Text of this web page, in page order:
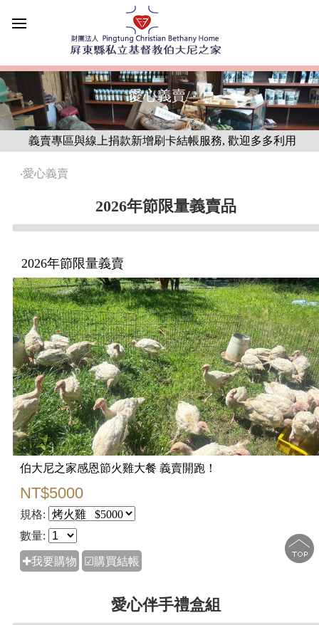
愛心義賣/
增刷卡結帳服務, 歡迎多多利用
‧愛心義賣
2026年節限量義賣品
2026年節限量義賣
伯大尼之家感恩節火雞大餐 義賣開跑！
NT$5000
規格:
數量:
✚我要購物 ☑購買結帳
愛心伴手禮盒組